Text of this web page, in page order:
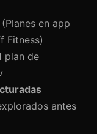
en app
Fitness)
plan de
antes